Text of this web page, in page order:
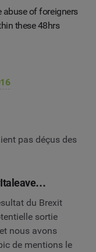
abuse of foreigners
these 48hrs
pas déçus des
du Brexit
sortie
nous avons
de mentions le